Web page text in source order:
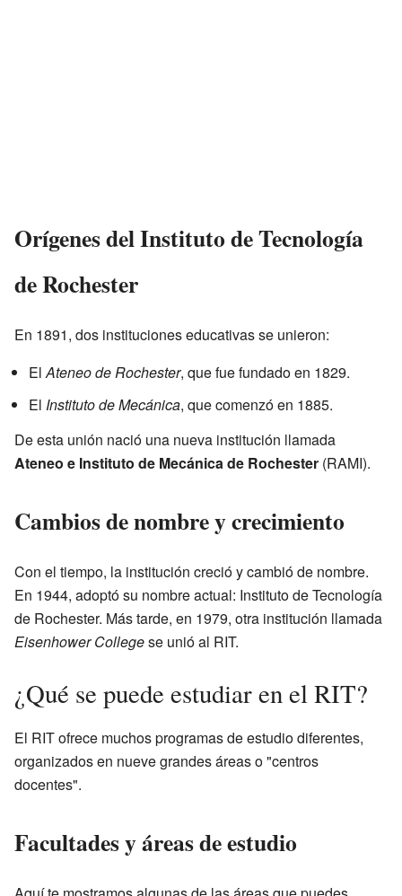
Orígenes del Instituto de Tecnología
de Rochester
En 1891, dos instituciones educativas se unieron:
ElAteneo de Rochester, que fue fundado en 1829.
El Instituto de Mecánica, que comenzó en 1885.
De esta unión nació una nueva institución llamada
Ateneo e Instituto de Mecánica de Rochester (RAMI).
Cambios de nombre y crecimiento
Con el tiempo, la institución creció y cambió de nombre.
En 1944, adoptó su nombre actual: Instituto de Tecnología
de Rochester. Más tarde, en 1979, otra institución llamada
Eisenhower Collegese unió al RIT.
¿Qué se puede estudiar en el RIT?
El RIT ofrece muchos programas de estudio diferentes,
organizados en nueve grandes áreas o "centros
docentes".
Facultades y áreas de estudio